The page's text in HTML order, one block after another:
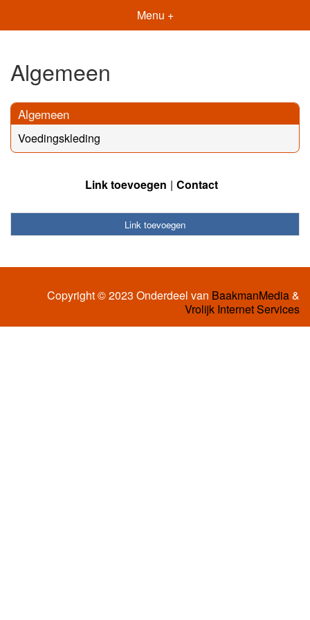
Menu +
Algemeen
Algemeen
Voedingskleding
Link toevoegen Contact
Link toevoegen
Copyright © 2023 Onderdeel van BaakmanMedia&
Vrolijk Internet Services